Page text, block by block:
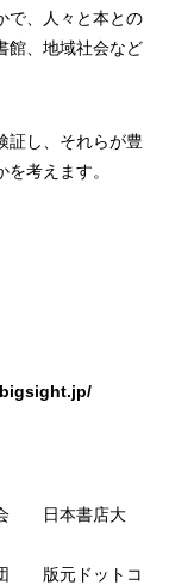
で、人々と本との
館、地域社会など
証し、それらが豊
考えます。
会 日本書店大
版元ドットコ